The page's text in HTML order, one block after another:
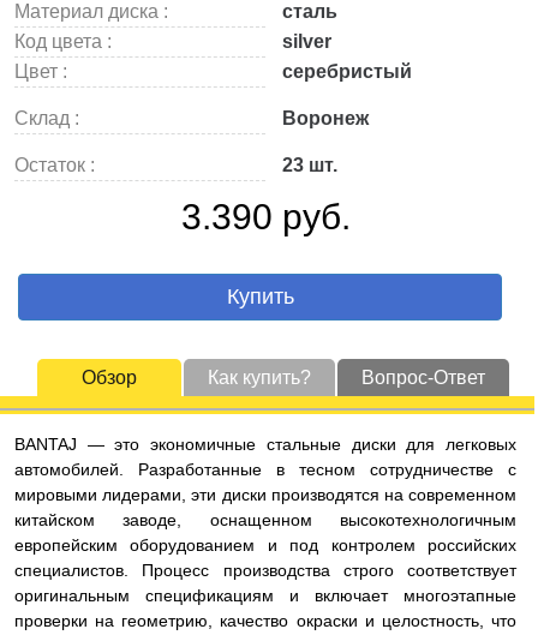
Материал диска :
сталь
Код цвета :
silver
Цвет :
серебристый
Склад : Воронеж
Остаток : 23 шт.
3.390 руб.
Купить
Обзор Как купить? Вопрос-Ответ
BANTAJ — это экономичные стальные диски для легковых
автомобилей. Разработанные в тесном сотрудничестве с
мировыми лидерами, эти диски производятся на современном
китайском заводе, оснащенном высокотехнологичным
европейским оборудованием и под контролем российских
специалистов. Процесс производства строго соответствует
оригинальным спецификациям и включает многоэтапные
проверки на геометрию, качество окраски и целостность, что